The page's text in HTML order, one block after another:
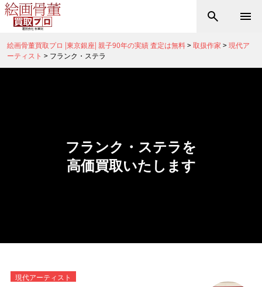
絵画骨董買取プロ |東京銀座| 親子90年の実績 査定は無料>取扱作家 >現代ア
ーティスト > フランク・ステラ
フランク・ステラを
高価買取いたします
現代アーティスト